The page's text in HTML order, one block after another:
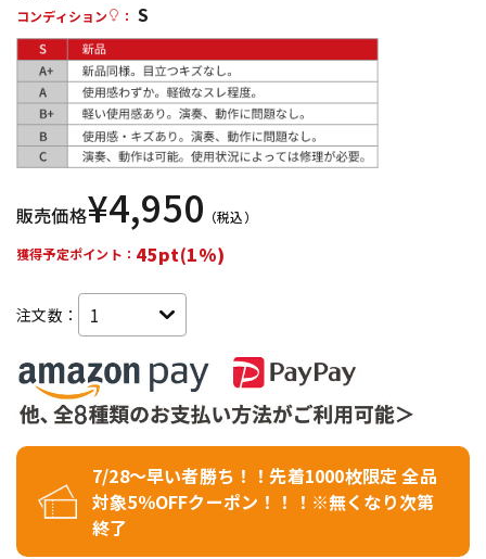
中古 ヴィンテージ
コンディション
： S
販売価格¥4,950 （税込）
獲得予定ポイント： 45pt(1%)
注文数：
7/28～早い者勝ち！！先着1000枚限定 全品
対象5％OFFクーポン！！！※無くなり次第
終了